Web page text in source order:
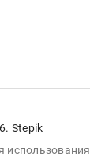
Stepik
использования